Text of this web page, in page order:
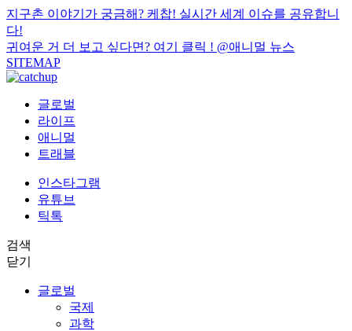
지구촌 이야기가 궁금해? 케찹! 실시간 세계 이슈를 공유합니
다!
귀여운 거 더 보고 싶다면? 여기 클릭 ! @애니멀 뉴스
SITEMAP
글로벌
라이프
애니멀
트래블
인스타그램
유튜브
틱톡
검색
닫기
글로벌
국제
과학